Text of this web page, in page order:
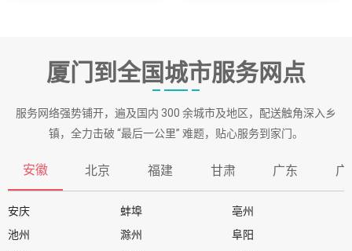
厦门到全国城市服务网点
服务网络强势铺开，遍及国内 300 余城市及地区，配送触角深入乡
镇，全力击破 “最后一公里” 难题，贴心服务到家门。
安徽 北京 福建 甘肃 广东 广
安庆 蚌埠
亳州
池州
滁州
阜阳